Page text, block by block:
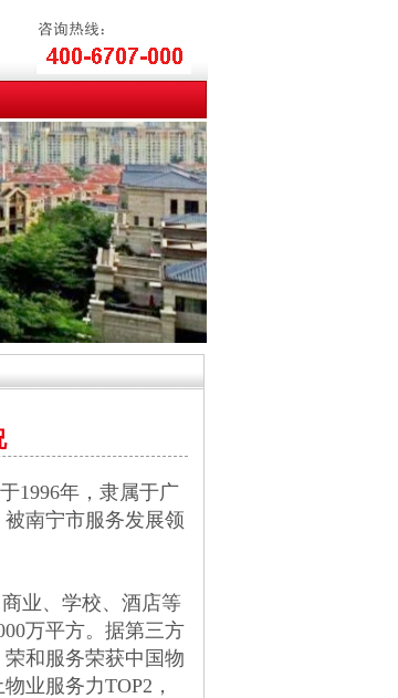
1996年，隶属于广
南宁市服务发展领
业、学校、酒店等
万平方。据第三方
和服务荣获中国物
业服务力TOP2，